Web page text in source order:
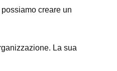
creare un
La sua